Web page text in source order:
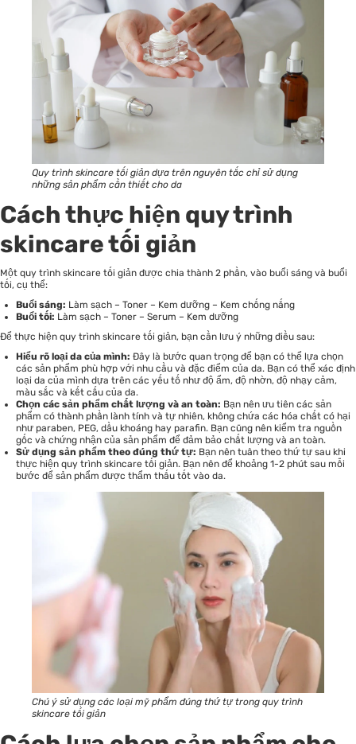
Quy trình skincare tối giản dựa trên nguyên tắc chỉ sử dụng
những sản phẩm cần thiết cho da
Cách thực hiện quy trình
skincare tối giản
Một quy trình skincare tối giản được chia thành 2 phần, vào buổi sáng và buổi
tối, cụ thể:
Buổi sáng: Làm sạch – Toner – Kem dưỡng – Kem chống nắng
Buổi tối: Làm sạch – Toner – Serum – Kem dưỡng
Để thực hiện quy trình skincare tối giản, bạn cần lưu ý những điều sau:
Hiểu rõ loại da của mình: Đây là bước quan trọng để bạn có thể lựa chọn
các sản phẩm phù hợp với nhu cầu và đặc điểm của da. Bạn có thể xác định
loại da của mình dựa trên các yếu tố như độ ẩm, độ nhờn, độ nhạy cảm,
màu sắc và kết cấu của da.
Chọn các sản phẩm chất lượng và an toàn: Bạn nên ưu tiên các sản
phẩm có thành phần lành tính và tự nhiên, không chứa các hóa chất có hại
như paraben, PEG, dầu khoáng hay parafin. Bạn cũng nên kiểm tra nguồn
gốc và chứng nhận của sản phẩm để đảm bảo chất lượng và an toàn.
Sử dụng sản phẩm theo đúng thứ tự: Bạn nên tuân theo thứ tự sau khi
thực hiện quy trình skincare tối giản. Bạn nên để khoảng 1-2 phút sau mỗi
bước để sản phẩm được thẩm thấu tốt vào da.
Chú ý sử dụng các loại mỹ phẩm đúng thứ tự trong quy trình
skincare tối giản